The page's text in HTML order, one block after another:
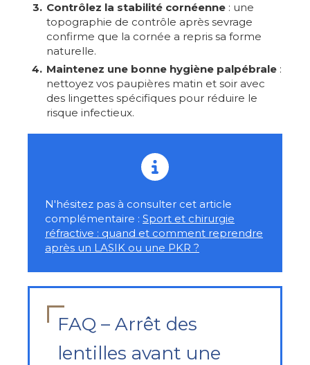
Contrôlez la stabilité cornéenne : une
topographie de contrôle après sevrage
confirme que la cornée a repris sa forme
naturelle.
Maintenez une bonne hygiène palpébrale :
nettoyez vos paupières matin et soir avec
des lingettes spécifiques pour réduire le
risque infectieux.
N'hésitez pas à consulter cet article
complémentaire : Sport et chirurgie
réfractive : quand et comment reprendre
après un LASIK ou une PKR ?
FAQ – Arrêt des
lentilles avant une